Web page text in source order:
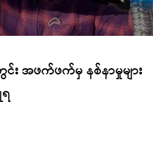
အဖက်ဖက်မှ နစ်နာမှုများ